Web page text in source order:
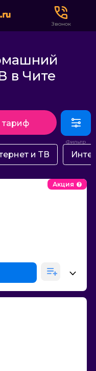
Звонок
в Чите
тариф
и ТВ
Акция